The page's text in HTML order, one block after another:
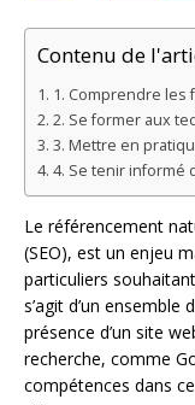
Contenu de
1. Comprendre
2. Se former aux
3. Mettre en
4. Se tenir informé
Le référencement
(SEO), est un enjeu
particuliers
s’agit d’un
présence d’un site
recherche, comme
compétences dans